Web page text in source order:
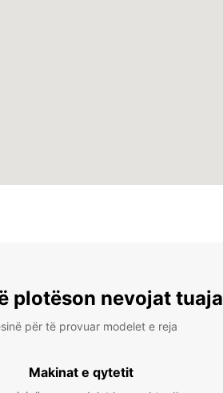
plotëson nevojat tuaja
për të provuar modelet e reja
Makinat e qytetit